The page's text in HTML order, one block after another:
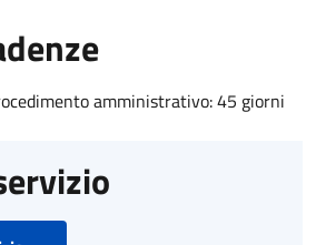
amministrativo: 45 giorni